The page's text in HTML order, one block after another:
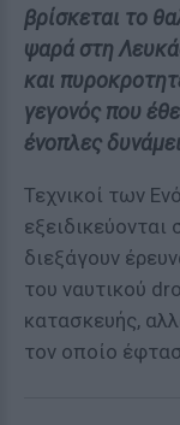
βρίσκεται το
ψαρά στη
και
γεγονός που
ένοπλες
Τεχνικοί των
εξειδικεύονται
διεξάγουν
του ναυτικού
κατασκευής,
τον οποίο